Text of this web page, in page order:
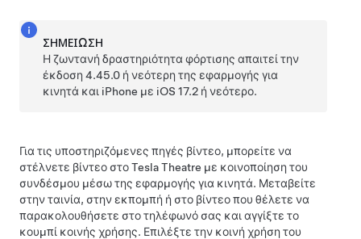
ΣΗΜΕΊΩΣΗ
Η ζωντανή δραστηριότητα φόρτισης απαιτεί την
έκδοση 4.45.0 ή νεότερη της εφαρμογής για
κινητά και iPhone με iOS 17.2 ή νεότερο.
Για τις υποστηριζόμενες πηγές βίντεο, μπορείτε να
στέλνετε βίντεο στο Tesla Theatre με κοινοποίηση του
συνδέσμου μέσω της εφαρμογής για κινητά. Μεταβείτε
στην ταινία, στην εκπομπή ή στο βίντεο που θέλετε να
παρακολουθήσετε στο τηλέφωνό σας και αγγίξτε το
κουμπί κοινής χρήσης. Επιλέξτε την κοινή χρήση του